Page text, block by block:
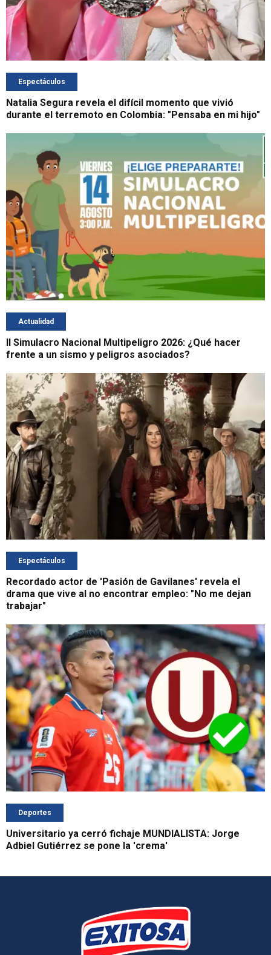
Espectáculos
Natalia Segura revela el difícil momento que vivió
durante el terremoto en Colombia: "Pensaba en mi hijo"
Actualidad
II Simulacro Nacional Multipeligro 2026: ¿Qué hacer
frente a un sismo y peligros asociados?
Espectáculos
Recordado actor de 'Pasión de Gavilanes' revela el
drama que vive al no encontrar empleo: "No me dejan
trabajar"
Deportes
Universitario ya cerró fichaje MUNDIALISTA: Jorge
Adbiel Gutiérrez se pone la 'crema'